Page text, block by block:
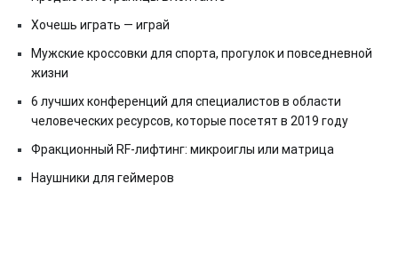
Хочешь играть — играй
Мужские кроссовки для спорта, прогулок и повседневной
жизни
6 лучших конференций для специалистов в области
человеческих ресурсов, которые посетят в 2019 году
Фракционный RF-лифтинг: микроиглы или матрица
Наушники для геймеров